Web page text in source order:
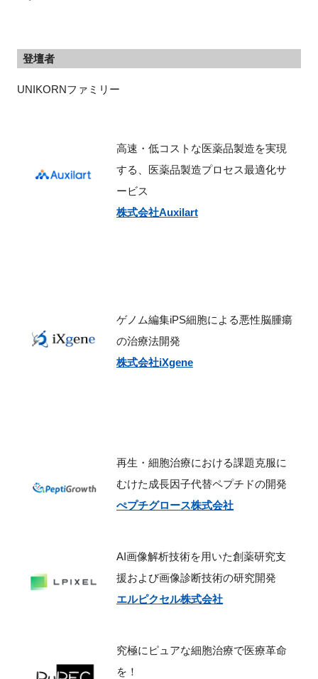
登壇者
UNIKORNファミリー
高速・低コストな医薬品製造を実現
する、医薬品製造プロセス最適化サ
ービス
株式会社Auxilart
ゲノム編集iPS細胞による悪性脳腫瘍
の治療法開発
株式会社iXgene
再生・細胞治療における課題克服に
むけた成長因子代替ペプチドの開発
ぺプチグロース株式会社
AI画像解析技術を用いた創薬研究支
援および画像診断技術の研究開発
エルピクセル株式会社
究極にピュアな細胞治療で医療革命
を！